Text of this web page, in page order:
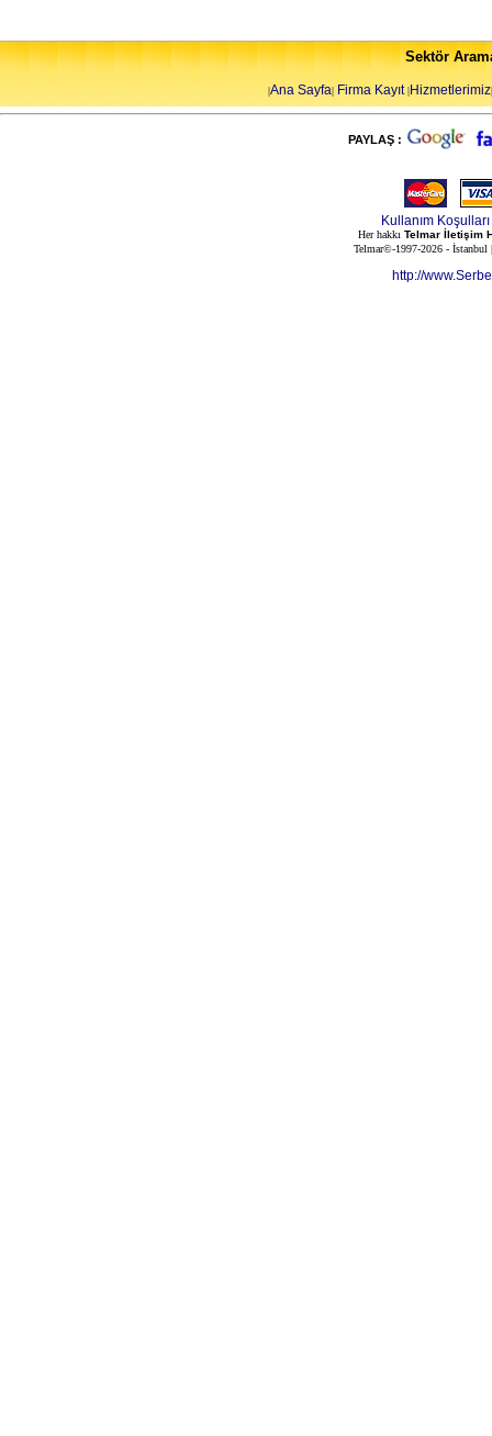
Sektör
|Ana Sayfa| Firma Kayıt|Hizmetlerimiz|
PAYLAŞ :
Kullanım Koşulları
Her hakkı Telmar İletişim
Telmar©-1997-2026 -
http://